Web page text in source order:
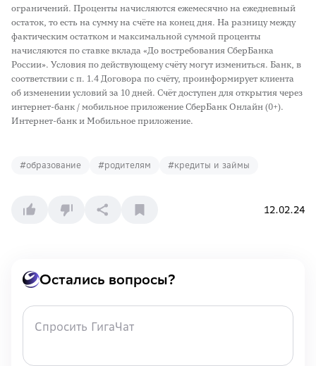
ограничений. Проценты начисляются ежемесячно на ежедневный
остаток, то есть на сумму на счёте на конец дня. На разницу между
фактическим остатком и максимальной суммой проценты
начисляются по ставке вклада «До востребования СберБанка
России». Условия по действующему счёту могут измениться. Банк, в
соответствии с п. 1.4 Договора по счёту, проинформирует клиента
об изменении условий за 10 дней. Счёт доступен для открытия через
интернет-банк / мобильное приложение СберБанк Онлайн (0+).
Интернет-банк и Мобильное приложение.
#образование #родителям #кредиты и займы
12.02.24
Остались вопросы?